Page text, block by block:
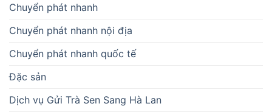
Chuyển phát nhanh
Chuyển phát nhanh nội địa
Chuyển phát nhanh quốc tế
Đặc sản
Dịch vụ Gửi Trà Sen Sang Hà Lan